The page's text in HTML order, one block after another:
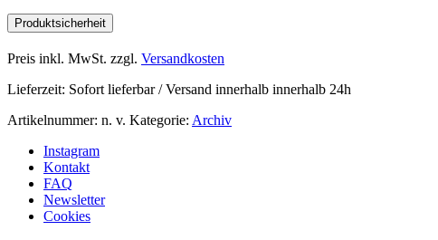
Produktsicherheit
Preis inkl. MwSt. zzgl. Versandkosten
Lieferzeit: Sofort lieferbar / Versand innerhalb innerhalb 24h
Artikelnummer: n. v. Kategorie: Archiv
Instagram
Kontakt
FAQ
Newsletter
Cookies